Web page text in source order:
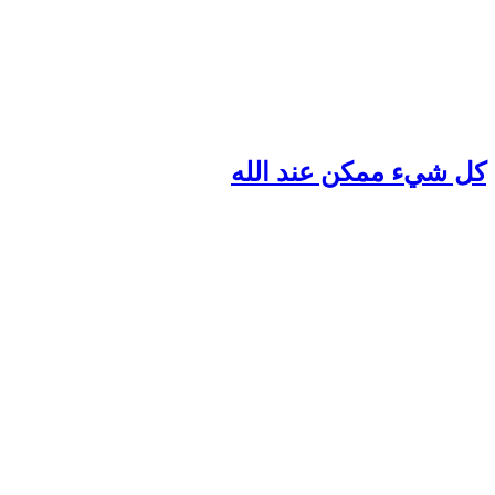
شيء ممكن عند الله